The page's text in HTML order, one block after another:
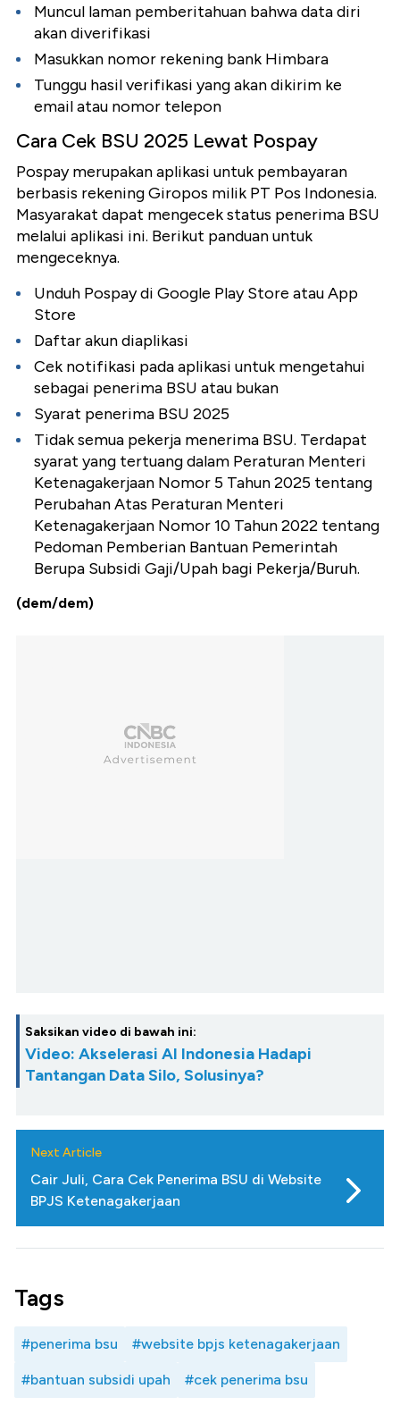
Muncul laman pemberitahuan bahwa data diri
akan diverifikasi
Masukkan nomor rekening bank Himbara
Tunggu hasil verifikasi yang akan dikirim ke
email atau nomor telepon
Cara Cek BSU 2025 Lewat Pospay
Pospay merupakan aplikasi untuk pembayaran
berbasis rekening Giropos milik PT Pos Indonesia.
Masyarakat dapat mengecek status penerima BSU
melalui aplikasi ini. Berikut panduan untuk
mengeceknya.
Unduh Pospay di Google Play Store atau App
Store
Daftar akun diaplikasi
Cek notifikasi pada aplikasi untuk mengetahui
sebagai penerima BSU atau bukan
Syarat penerima BSU 2025
Tidak semua pekerja menerima BSU. Terdapat
syarat yang tertuang dalam Peraturan Menteri
Ketenagakerjaan Nomor 5 Tahun 2025 tentang
Perubahan Atas Peraturan Menteri
Ketenagakerjaan Nomor 10 Tahun 2022 tentang
Pedoman Pemberian Bantuan Pemerintah
Berupa Subsidi Gaji/Upah bagi Pekerja/Buruh.
(dem/dem)
Saksikan video di bawah ini:
Video: Akselerasi AI Indonesia Hadapi
Tantangan Data Silo, Solusinya?
Next Article
Cair Juli, Cara Cek Penerima BSU di Website
BPJS Ketenagakerjaan
Tags
#penerima bsu #website bpjs ketenagakerjaan
#bantuan subsidi upah #cek penerima bsu